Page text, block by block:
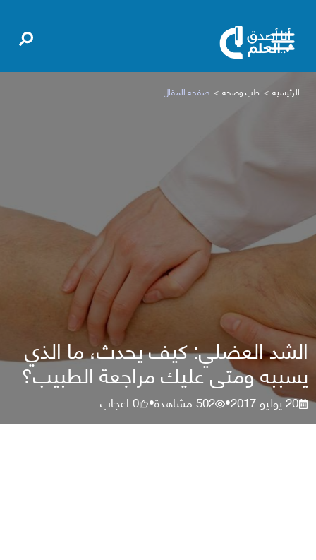
الرئيسية طب وصحة صفحة المقال
الشد العضلي: كيف يحدث، ما الذي
يسببه ومتى عليك مراجعة الطبيب؟
20 يوليو 2017 •
502مشاهدة•
0اعجاب